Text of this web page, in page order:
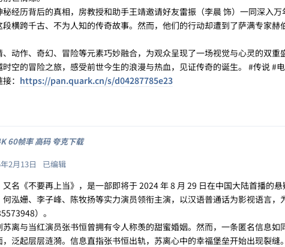
秘经历背后的真相，房教授和助手王靖邀请好友雷振（李晨 饰）一同深入
横跨千古、不为人知的传奇故事。然而，他们的行动却遭到了萨满专家赫
、动作、奇幻、冒险等元素巧妙融合，为观众呈现了一场视觉与心灵的双
时空的冒险之旅，感受前世今生的浪漫与热血，见证传奇的诞生。 #传说 #
： https://pan.quark.cn/s/d04287785e23
60帧率 高码 夸克下载
2月13日 已编辑
又名《不要再上当》，是一部即将于 2024 年 8 月 29 日在中国大陆首播的
泓姗、李子峰、陈牧扬等实力演员领衔主演，以汉语普通话为影视语言，
）。
离与当红演员张书恒曾拥有令人称羡的甜蜜婚姻。然而，一条匿名信息如
泛起层层涟漪。信息直指张书恒出轨，苏离心中的幸福堡垒开始出现裂缝